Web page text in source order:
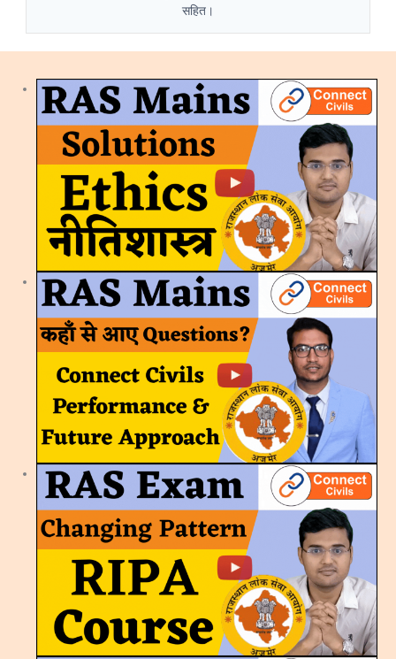
सहित।